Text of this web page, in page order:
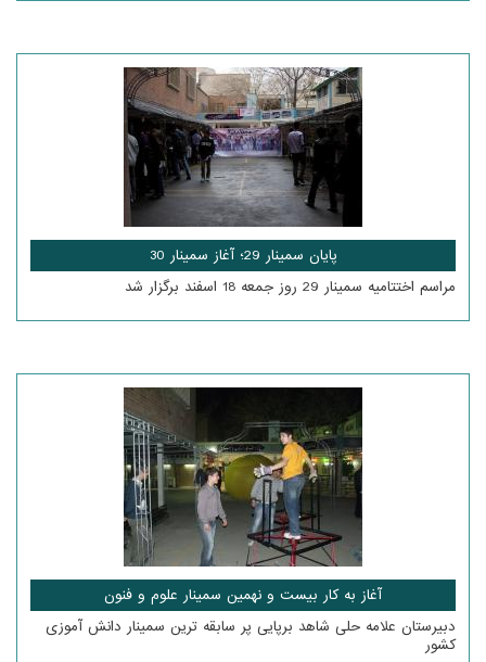
پایان سمینار 29؛ آغاز سمینار 30
مراسم اختتامیه سمینار 29 روز جمعه 18 اسفند برگزار شد
آغاز به کار بیست و نهمین سمینار علوم و فنون
دبیرستان علامه حلی شاهد برپایی پر سابقه ترین سمینار دانش آموزی
کشور